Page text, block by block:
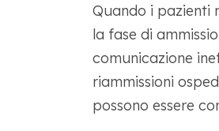
Quando i pazienti
la fase di
comunicazione
riammissioni
possono essere